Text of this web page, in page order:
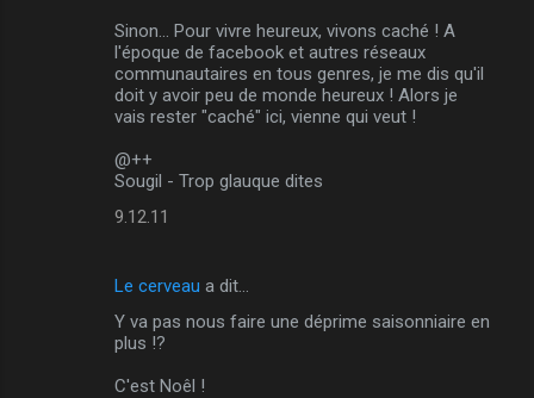
Sinon... Pour vivre heureux, vivons caché ! A
l'époque de facebook et autres réseaux
communautaires en tous genres, je me dis qu'il
doit y avoir peu de monde heureux ! Alors je
vais rester "caché" ici, vienne qui veut !
@++
Sougil - Trop glauque dites
9.12.11
Le cerveau a dit…
Y va pas nous faire une déprime saisonniaire en
plus !?
C'est Noêl !